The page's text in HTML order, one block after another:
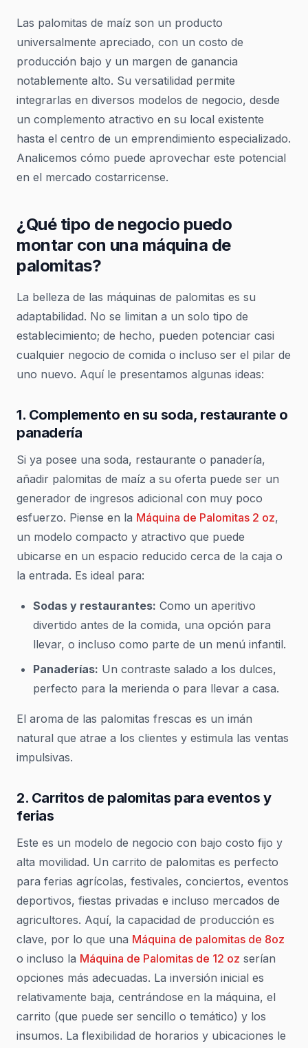
Las palomitas de maíz son un producto
universalmente apreciado, con un costo de
producción bajo y un margen de ganancia
notablemente alto. Su versatilidad permite
integrarlas en diversos modelos de negocio, desde
un complemento atractivo en su local existente
hasta el centro de un emprendimiento especializado.
Analicemos cómo puede aprovechar este potencial
en el mercado costarricense.
¿Qué tipo de negocio puedo
montar con una máquina de
palomitas?
La belleza de las máquinas de palomitas es su
adaptabilidad. No se limitan a un solo tipo de
establecimiento; de hecho, pueden potenciar casi
cualquier negocio de comida o incluso ser el pilar de
uno nuevo. Aquí le presentamos algunas ideas:
1. Complemento en su soda, restaurante o
panadería
Si ya posee una soda, restaurante o panadería,
añadir palomitas de maíz a su oferta puede ser un
generador de ingresos adicional con muy poco
esfuerzo. Piense en la Máquina de Palomitas 2 oz,
un modelo compacto y atractivo que puede
ubicarse en un espacio reducido cerca de la caja o
la entrada. Es ideal para:
Sodas y restaurantes: Como un aperitivo
divertido antes de la comida, una opción para
llevar, o incluso como parte de un menú infantil.
Panaderías: Un contraste salado a los dulces,
perfecto para la merienda o para llevar a casa.
El aroma de las palomitas frescas es un imán
natural que atrae a los clientes y estimula las ventas
impulsivas.
2. Carritos de palomitas para eventos y
ferias
Este es un modelo de negocio con bajo costo fijo y
alta movilidad. Un carrito de palomitas es perfecto
para ferias agrícolas, festivales, conciertos, eventos
deportivos, fiestas privadas e incluso mercados de
agricultores. Aquí, la capacidad de producción es
clave, por lo que una Máquina de palomitas de 8oz
o incluso la Máquina de Palomitas de 12 oz serían
opciones más adecuadas. La inversión inicial es
relativamente baja, centrándose en la máquina, el
carrito (que puede ser sencillo o temático) y los
insumos. La flexibilidad de horarios y ubicaciones le